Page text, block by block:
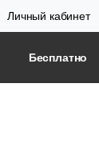
Личный кабинет
Бесплатно